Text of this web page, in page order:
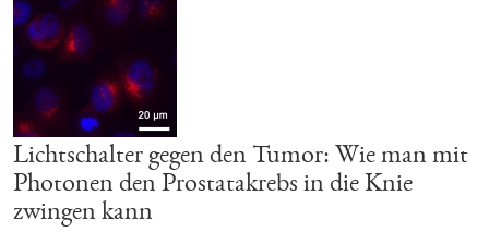
Lichtschalter gegen den Tumor: Wie man mit
Photonen den Prostatakrebs in die Knie
zwingen kann